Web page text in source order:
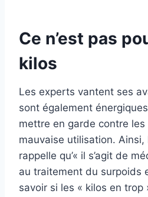
Ce n’est pas
kilos
Les experts vantent ses
sont également énergiques
mettre en garde contre les
mauvaise utilisation. Ainsi,
rappelle qu’« il s’agit de
au traitement du surpoids
savoir si les « kilos en trop